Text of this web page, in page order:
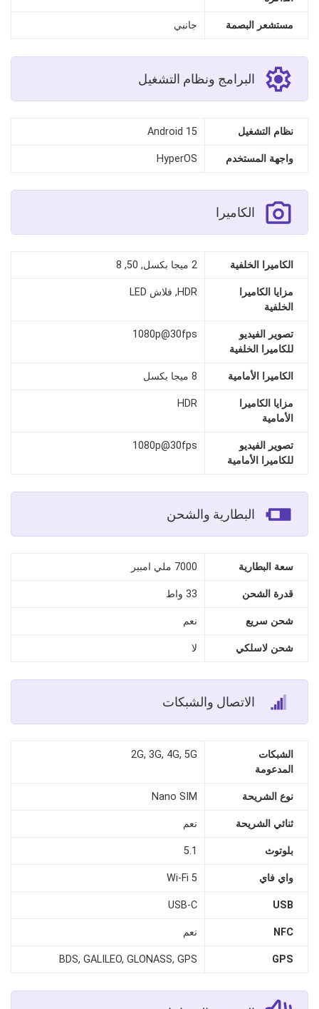
مستشعر البصمة جانبي
البرامج ونظام التشغيل
نظام التشغيل Android 15
واجهة المستخدم HyperOS
الكاميرا
الكاميرا الخلفية 2 ميجا بكسل, 50, 8
مزايا الكاميرا
الخلفية
HDR, فلاش LED
تصوير الفيديو
للكاميرا الخلفية
1080p@30fps
الكاميرا الأمامية 8 ميجا بكسل
مزايا الكاميرا
الأمامية
HDR
تصوير الفيديو
للكاميرا الأمامية
1080p@30fps
البطارية والشحن
سعة البطارية 7000 ملي امبير
قدرة الشحن 33 واط
شحن سريع نعم
شحن لاسلكي لا
الاتصال والشبكات
الشبكات
المدعومة
2G, 3G, 4G, 5G
نوع الشريحة Nano SIM
ثنائي الشريحة نعم
بلوتوث 5.1
واي فاي Wi‑Fi 5
USB
USB‑C
NFC نعم
GPS
BDS, GALILEO, GLONASS, GPS